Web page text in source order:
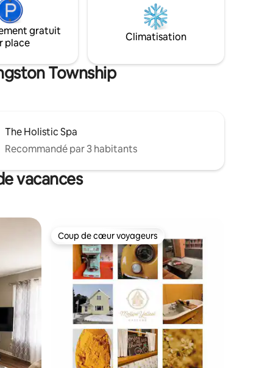
-
-
moyennant des frais supplémentaires
uniques de 35,00 $. Il n'y a pas de clôture
et comme cette maison est sur le lac, les
surveillés à tout moment.
gratuit
place
Climatisation
Township
The Holistic Spa
Recommandé par 3 habitants
vacances
: 4,98 sur 5
Coup de cœur voyageurs
Coup de cœur voyageurs